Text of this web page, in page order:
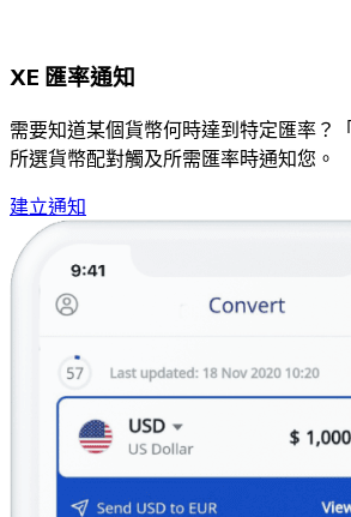
XE 匯率通知
需要知道某個貨幣何時達到特定匯率？
所選貨幣配對觸及所需匯率時通知您。
建立通知